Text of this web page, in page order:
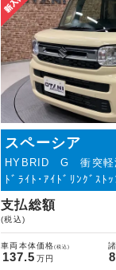
スペーシア
HYBRID G 衝突軽
ﾄﾞﾗｲﾄ･ｱｲﾄﾞﾘﾝｸﾞｽﾄ
支払総額
(税込)
車両本体価格(税込)
137.5 万円